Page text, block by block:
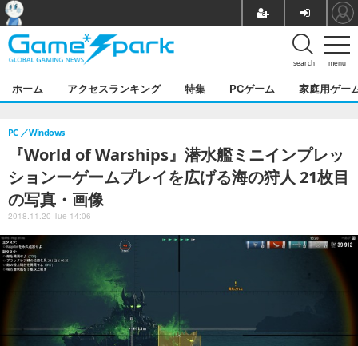
menu
search
ホーム アクセスランキング 特集 PCゲーム 家庭用ゲー
『World of Warships』潜水艦ミニインプレッ
ションーゲームプレイを広げる海の狩人 21枚目
の写真・画像
PC Windows
2018.11.20 Tue 14:06